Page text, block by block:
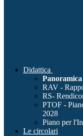
Didattica
Panoramica
RAV -
RS-
PTOF -
2028
Piano per
Le circolari